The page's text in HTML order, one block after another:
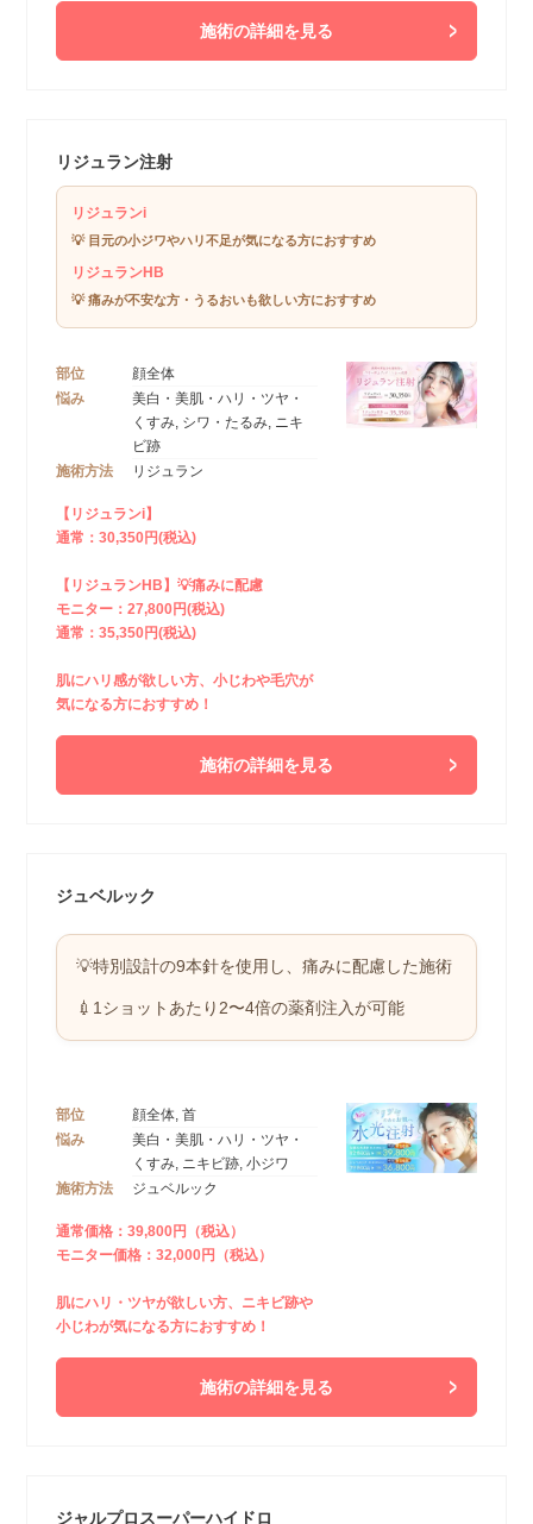
施術の詳細を見る
リジュラン注射
リジュランi
💡 目元の小ジワやハリ不足が気になる方におすすめ
リジュランHB
💡 痛みが不安な方・うるおいも欲しい方におすすめ
部位
顔全体
悩み
美白・美肌・ハリ・ツヤ・
くすみ, シワ・たるみ, ニキ
ビ跡
施術方法
リジュラン
【リジュランi】
通常：30,350円(税込)
【リジュランHB】💡痛みに配慮
モニター：27,800円(税込)
通常：35,350円(税込)
肌にハリ感が欲しい方、小じわや毛穴が
気になる方におすすめ！
施術の詳細を見る
ジュベルック
💡特別設計の9本針を使用し、痛みに配慮した施術
💉1ショットあたり2〜4倍の薬剤注入が可能
部位
顔全体, 首
悩み
美白・美肌・ハリ・ツヤ・
くすみ, ニキビ跡, 小ジワ
施術方法
ジュベルック
通常価格：39,800円（税込）
モニター価格：32,000円（税込）
肌にハリ・ツヤが欲しい方、ニキビ跡や
小じわが気になる方におすすめ！
施術の詳細を見る
ジャルプロスーパーハイドロ